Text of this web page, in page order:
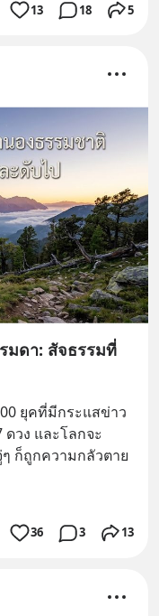
13 18 5
มดา: สัจธรรมที่
ยุคที่มีกระแสข่าว
ดวง และโลกจะ
ก็ถูกความกลัวตาย
36 3 13